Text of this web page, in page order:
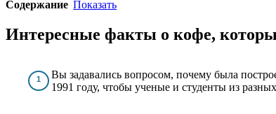
Содержание Показать
Интересные факты о кофе,
Вы задавались вопросом, почему была
1991 году, чтобы ученые и студенты из